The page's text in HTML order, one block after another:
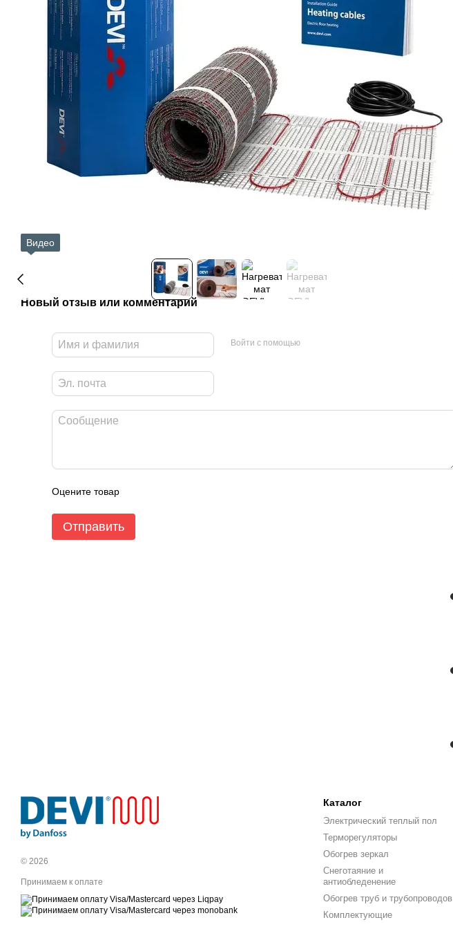
Видео
Новый отзыв или комментарий
Войти с помощью
Оцените товар
Отправить
© 2026
Принимаем к оплате
Каталог
Электрический теплый пол
Терморегуляторы
Обогрев зеркал
Снеготаяние и
антиобледенение
Обогрев труб и трубопроводов
Комплектующие